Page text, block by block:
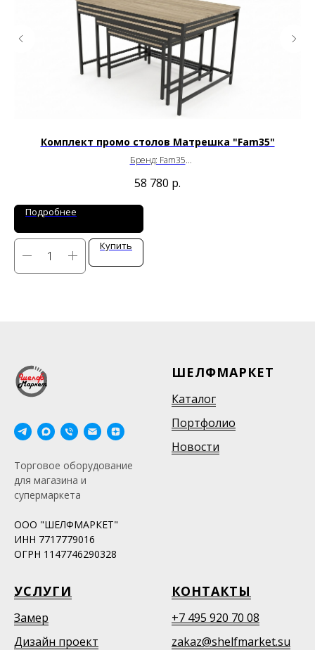
Комплект промо столов Матрешка "Fam35"
Бренд: Fam35
Средний: 910×710×620 мм
58 780 р.
Подробнее
Купить
Торговое оборудование
для магазина и
супермаркета
ООО "ШЕЛФМАРКЕТ"
ИНН 7717779016
ОГРН 1147746290328
ШЕЛФМАРКЕТ
Каталог
Портфолио
Новости
УСЛУГИ
Замер
Дизайн проект
КОНТАКТЫ
+7 495 920 70 08
zakaz@shelfmarket.su